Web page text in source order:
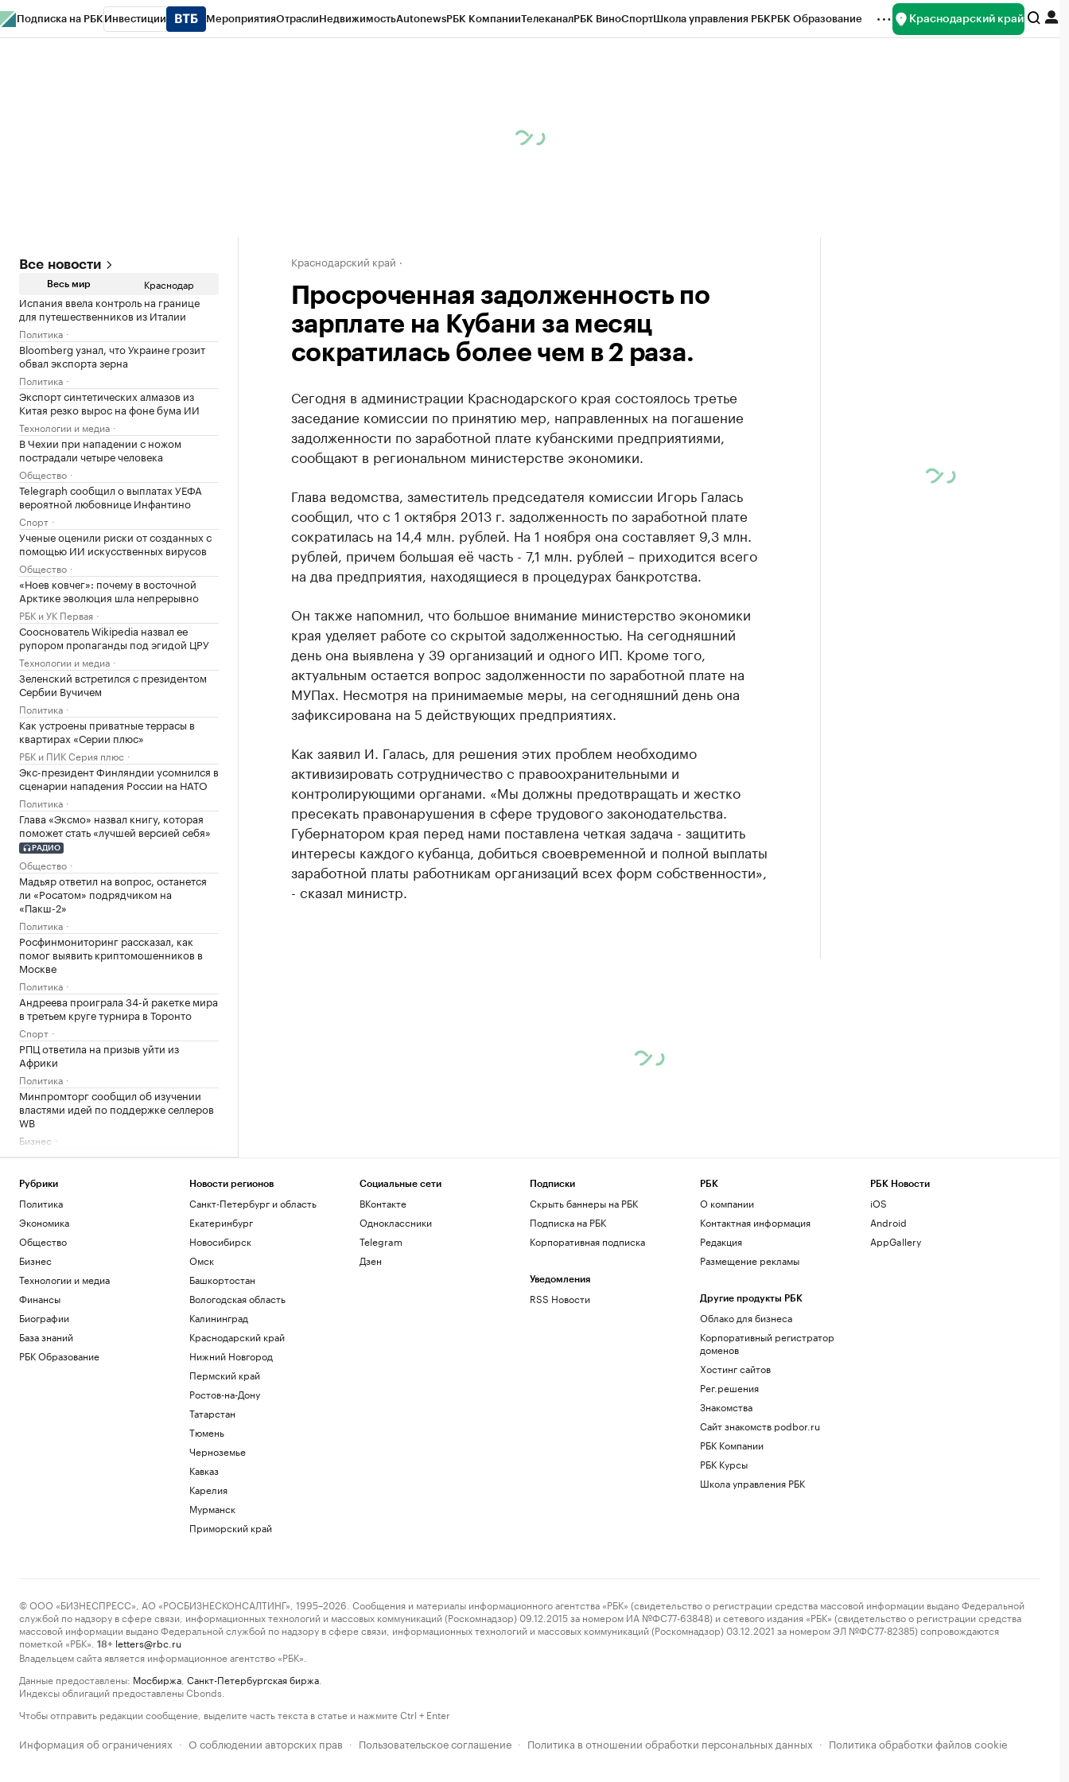
Подписка на РБК Инвестиции МероприятияОтраслиНедвижимостьAutonewsРБК КомпанииТелеканалРБК ВиноСпортШкола управления РБКРБК Образование Краснодарский край
Все новости
Весь мир Краснодар
Испания ввела контроль на границе
для путешественников из Италии
Политика
Bloomberg узнал, что Украине грозит
обвал экспорта зерна
Политика
Экспорт синтетических алмазов из
Китая резко вырос на фоне бума ИИ
Технологии и медиа
В Чехии при нападении с ножом
пострадали четыре человека
Общество
Telegraph сообщил о выплатах УЕФА
вероятной любовнице Инфантино
Спорт
Ученые оценили риски от созданных с
помощью ИИ искусственных вирусов
Общество
«Ноев ковчег»: почему в восточной
Арктике эволюция шла непрерывно
РБК и УК Первая
Сооснователь Wikipedia назвал ее
рупором пропаганды под эгидой ЦРУ
Технологии и медиа
Зеленский встретился с президентом
Сербии Вучичем
Политика
Как устроены приватные террасы в
квартирах «Серии плюс»
РБК и ПИК Серия плюс
Экс-президент Финляндии усомнился в
сценарии нападения России на НАТО
Политика
Глава «Эксмо» назвал книгу, которая
поможет стать «лучшей версией себя»
РАДИО
Общество
Мадьяр ответил на вопрос, останется
ли «Росатом» подрядчиком на
«Пакш-2»
Политика
Росфинмониторинг рассказал, как
помог выявить криптомошенников в
Москве
Политика
Андреева проиграла 34-й ракетке мира
в третьем круге турнира в Торонто
Спорт
РПЦ ответила на призыв уйти из
Африки
Политика
Минпромторг сообщил об изучении
властями идей по поддержке селлеров
WB
Бизнес
Александр Усик заявил, что у него есть
Спорт
Что такое медленная жизнь и какую
Метеоролог рассказала о погоде в
Москве на выходных
Общество
Краснодарский край
Просроченная задолженность по
зарплате на Кубани за месяц
сократилась более чем в 2 раза.
Сегодня в администрации Краснодарского края состоялось третье
заседание комиссии по принятию мер, направленных на погашение
задолженности по заработной плате кубанскими предприятиями,
сообщают в региональном министерстве экономики.
Глава ведомства, заместитель председателя комиссии Игорь Галась
сообщил, что с 1 октября 2013 г. задолженность по заработной плате
сократилась на 14,4 млн. рублей. На 1 ноября она составляет 9,3 млн.
рублей, причем большая её часть - 7,1 млн. рублей – приходится всего
на два предприятия, находящиеся в процедурах банкротства.
Он также напомнил, что большое внимание министерство экономики
края уделяет работе со скрытой задолженностью. На сегодняшний
день она выявлена у 39 организаций и одного ИП. Кроме того,
актуальным остается вопрос задолженности по заработной плате на
МУПах. Несмотря на принимаемые меры, на сегодняшний день она
зафиксирована на 5 действующих предприятиях.
Как заявил И. Галась, для решения этих проблем необходимо
активизировать сотрудничество с правоохранительными и
контролирующими органами. «Мы должны предотвращать и жестко
пресекать правонарушения в сфере трудового законодательства.
Губернатором края перед нами поставлена четкая задача - защитить
интересы каждого кубанца, добиться своевременной и полной выплаты
заработной платы работникам организаций всех форм собственности»,
- сказал министр.
Рубрики
Политика
Экономика
Общество
Бизнес
Технологии и медиа
Финансы
Биографии
База знаний
РБК Образование
Новости регионов
Санкт-Петербург и область
Екатеринбург
Новосибирск
Омск
Башкортостан
Вологодская область
Калининград
Краснодарский край
Нижний Новгород
Пермский край
Ростов-на-Дону
Татарстан
Тюмень
Черноземье
Кавказ
Карелия
Мурманск
Приморский край
Социальные сети
ВКонтакте
Одноклассники
Telegram
Дзен
Подписки
Скрыть баннеры на РБК
Подписка на РБК
Корпоративная подписка
Уведомления
RSS Новости
РБК
О компании
Контактная информация
Редакция
Размещение рекламы
Другие продукты РБК
Облако для бизнеса
Корпоративный регистратор
доменов
Хостинг сайтов
Рег.решения
Знакомства
Сайт знакомств podbor.ru
РБК Компании
РБК Курсы
Школа управления РБК
РБК Новости
iOS
Android
AppGallery
© ООО «БИЗНЕСПРЕСС», АО «РОСБИЗНЕСКОНСАЛТИНГ», 1995–2026. Сообщения и материалы информационного агентства «РБК» (свидетельство о регистрации средства массовой информации выдано Федеральной
службой по надзору в сфере связи, информационных технологий и массовых коммуникаций (Роскомнадзор) 09.12.2015 за номером ИА №ФС77-63848) и сетевого издания «РБК» (свидетельство о регистрации средства
массовой информации выдано Федеральной службой по надзору в сфере связи, информационных технологий и массовых коммуникаций (Роскомнадзор) 03.12.2021 за номером ЭЛ №ФС77-82385) сопровождаются
пометкой «РБК».
18+ letters@rbc.ru
Владельцем сайта является информационное агентство «РБК».
Данные предоставлены: Мосбиржа Санкт-Петербургская биржа
Индексы облигаций предоставлены Cbonds.
Чтобы отправить редакции сообщение, выделите часть текста в статье и нажмите Ctrl + Enter
Информация об ограничениях · О соблюдении авторских прав · Пользовательское соглашение · Политика в отношении обработки персональных данных · Политика обработки файлов cookie